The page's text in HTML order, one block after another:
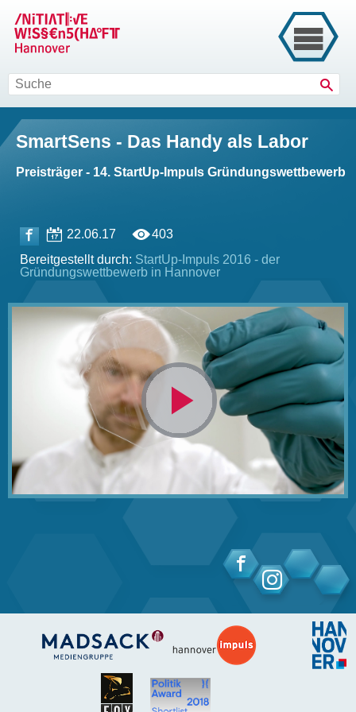
SmartSens - Das Handy als Labor
Preisträger - 14. StartUp-Impuls Gründungswettbewerb
22.06.17
403
Bereitgestellt durch: StartUp-Impuls 2016 - der
Gründungswettbewerb in Hannover
Video
abspielen